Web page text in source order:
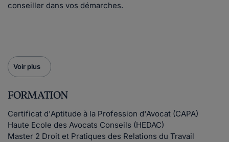
conseiller dans vos démarches.
Voir plus
FORMATION
Certificat d'Aptitude à la Profession d'Avocat (CAPA)
Haute Ecole des Avocats Conseils (HEDAC)
Master 2 Droit et Pratiques des Relations du Travail